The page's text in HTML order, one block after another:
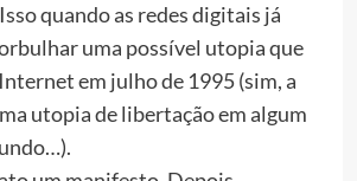
quando as redes digitais já
uma possível utopia que
em julho de 1995 (sim, a
utopia de libertação em algum